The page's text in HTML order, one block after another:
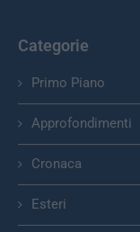
Categorie
Primo Piano
Approfondimenti
Cronaca
Esteri